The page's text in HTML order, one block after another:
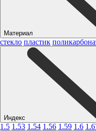
Материал
стекло пластик
Индекс
1.5 1.53 1.54 1.56 1.59 1.6